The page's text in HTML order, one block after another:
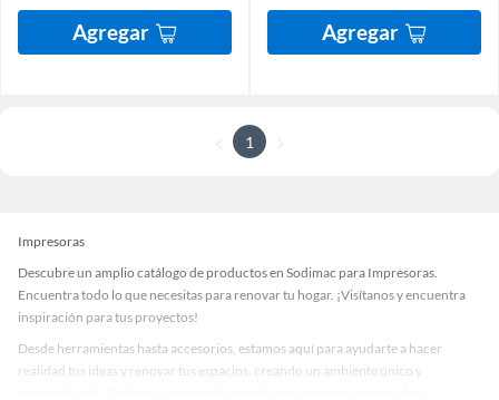
Agregar Agregar
1
Impresoras
Descubre un amplio catálogo de productos en Sodimac para Impresoras.
Encuentra todo lo que necesitas para renovar tu hogar. ¡Visítanos y encuentra
inspiración para tus proyectos!
Desde herramientas hasta accesorios, estamos aquí para ayudarte a hacer
realidad tus ideas y renovar tus espacios, creando un ambiente único y